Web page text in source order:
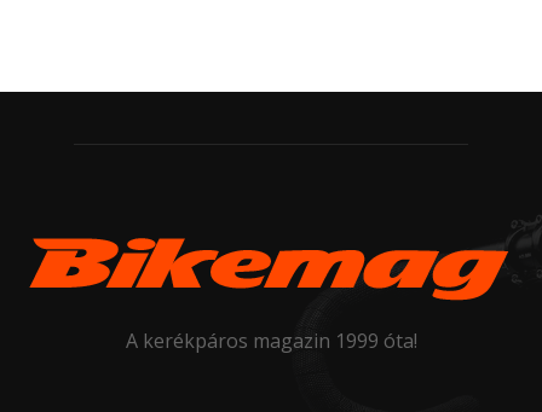
A kerékpáros magazin 1999 óta!